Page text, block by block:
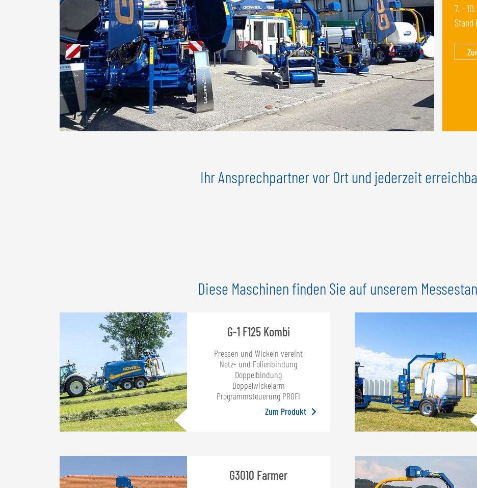
7. -
Stand
Ihr Ansprechpartner vor Ort und jederzeit
Diese Maschinen finden Sie auf unserem
G-1 F125 Kombi
Pressen und Wickeln vereint
Netz- und Folienbindung
Doppelbindung
Doppelwickelarm
Programmsteuerung PROFI
Zum Produkt
G3010 Farmer